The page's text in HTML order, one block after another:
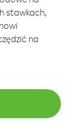
stawkach,
na